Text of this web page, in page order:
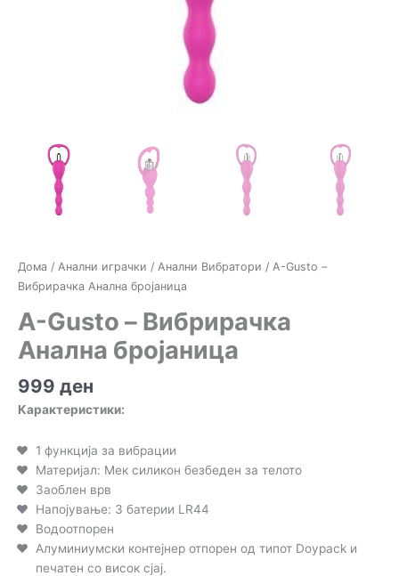
Дома / Анални играчки / Анални Вибратори / A-Gusto –
Вибрирачка Анална бројаница
A-Gusto – Вибрирачка
Анална бројаница
999 ден
Карактеристики:
1 функција за вибрации
Материјал: Мек силикон безбеден за телото
Заоблен врв
Напојување: 3 батерии LR44
Водоотпорен
Алуминиумски контејнер отпорен од типот Doypack и
печатен со висок сјај.